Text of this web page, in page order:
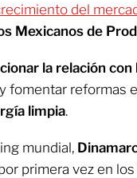
del
Mexicanos de
la relación con
y fomentar reformas
limpia.
mundial,
primera vez en